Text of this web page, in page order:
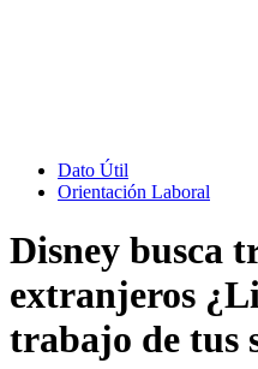
Dato Útil
Orientación Laboral
Disney busca
extranjeros
trabajo de tus